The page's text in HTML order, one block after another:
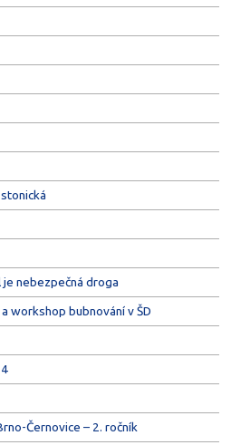
nebezpečná droga
workshop bubnování v ŠD
Černovice – 2. ročník